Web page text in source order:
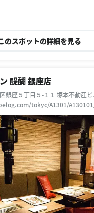
のスポットの詳細を見る
醍醐 銀座店
銀座５丁目５-１１ 塚本不動産ビ
tokyo/A1301/